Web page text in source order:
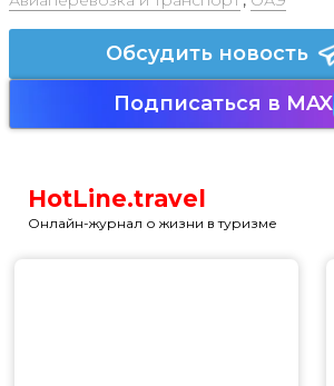
Обсудить новость
Подписаться в MAX
HotLine.travel
Онлайн-журнал о жизни в туризме